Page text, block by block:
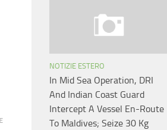
NOTIZIE ESTERO
In Mid Sea Operation, DRI
And Indian Coast Guard
Intercept A Vessel En-Route
To Maldives; Seize 30 Kg